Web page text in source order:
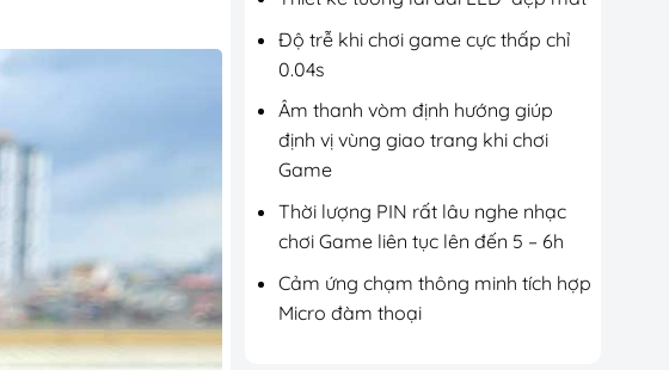
Độ trễ khi chơi game cực thấp chỉ
0.04s
Âm thanh vòm định hướng giúp
định vị vùng giao trang khi chơi
Game
Thời lượng PIN rất lâu nghe nhạc
chơi Game liên tục lên đến 5 – 6h
Cảm ứng chạm thông minh tích hợp
Micro đàm thoại